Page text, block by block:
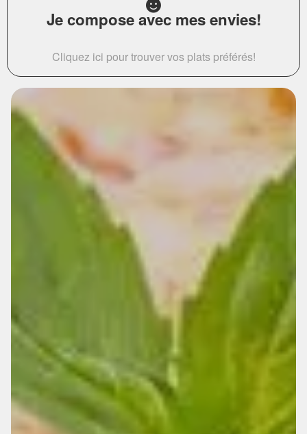
Je compose avec mes envies!
Cliquez ici pour trouver vos plats préférés!